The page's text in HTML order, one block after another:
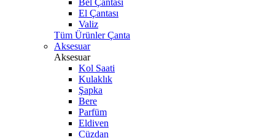
Bel Çantası
El Çantası
Valiz
Tüm Ürünler Çanta
Aksesuar
Aksesuar
Kol Saati
Kulaklık
Şapka
Bere
Parfüm
Eldiven
Cüzdan